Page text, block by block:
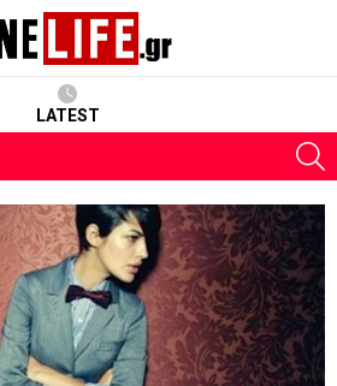
LATEST